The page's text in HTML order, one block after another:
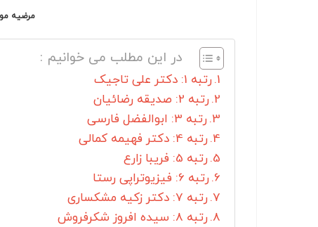
مرضیه
در این مطلب می خوانیم :
رتبه 1: دکتر علی تاجیک
رتبه 2: صدیقه رضائیان
رتبه 3: ابوالفضل فارسی
رتبه 4: دکتر فهیمه کمالی
رتبه 5: فریبا زارع
رتبه 6: فیزیوتراپی رستا
رتبه 7: دکتر زکیه مشکساری
رتبه 8: سیده افروز شکرفروش